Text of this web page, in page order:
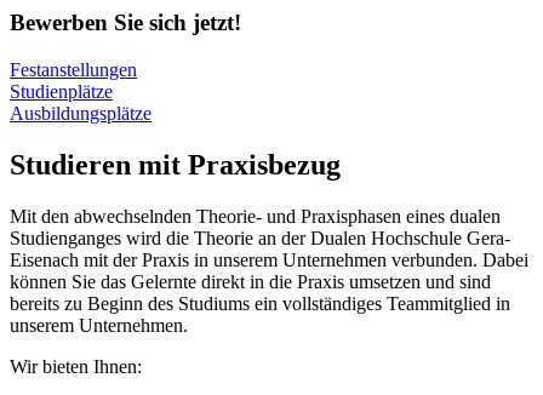
Bewerben Sie sich jetzt!
Festanstellungen
Studienplätze
Ausbildungsplätze
Studieren mit Praxisbezug
Mit den abwechselnden Theorie- und Praxisphasen eines dualen
Studienganges wird die Theorie an der Dualen Hochschule Gera-
Eisenach mit der Praxis in unserem Unternehmen verbunden. Dabei
können Sie das Gelernte direkt in die Praxis umsetzen und sind
bereits zu Beginn des Studiums ein vollständiges Teammitglied in
unserem Unternehmen.
Wir bieten Ihnen: